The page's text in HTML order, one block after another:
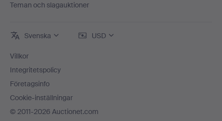
Teman och slagauktioner
Svenska USD
Villkor
Integritetspolicy
Företagsinfo
Cookie-inställningar
© 2011-2026 Auctionet.com